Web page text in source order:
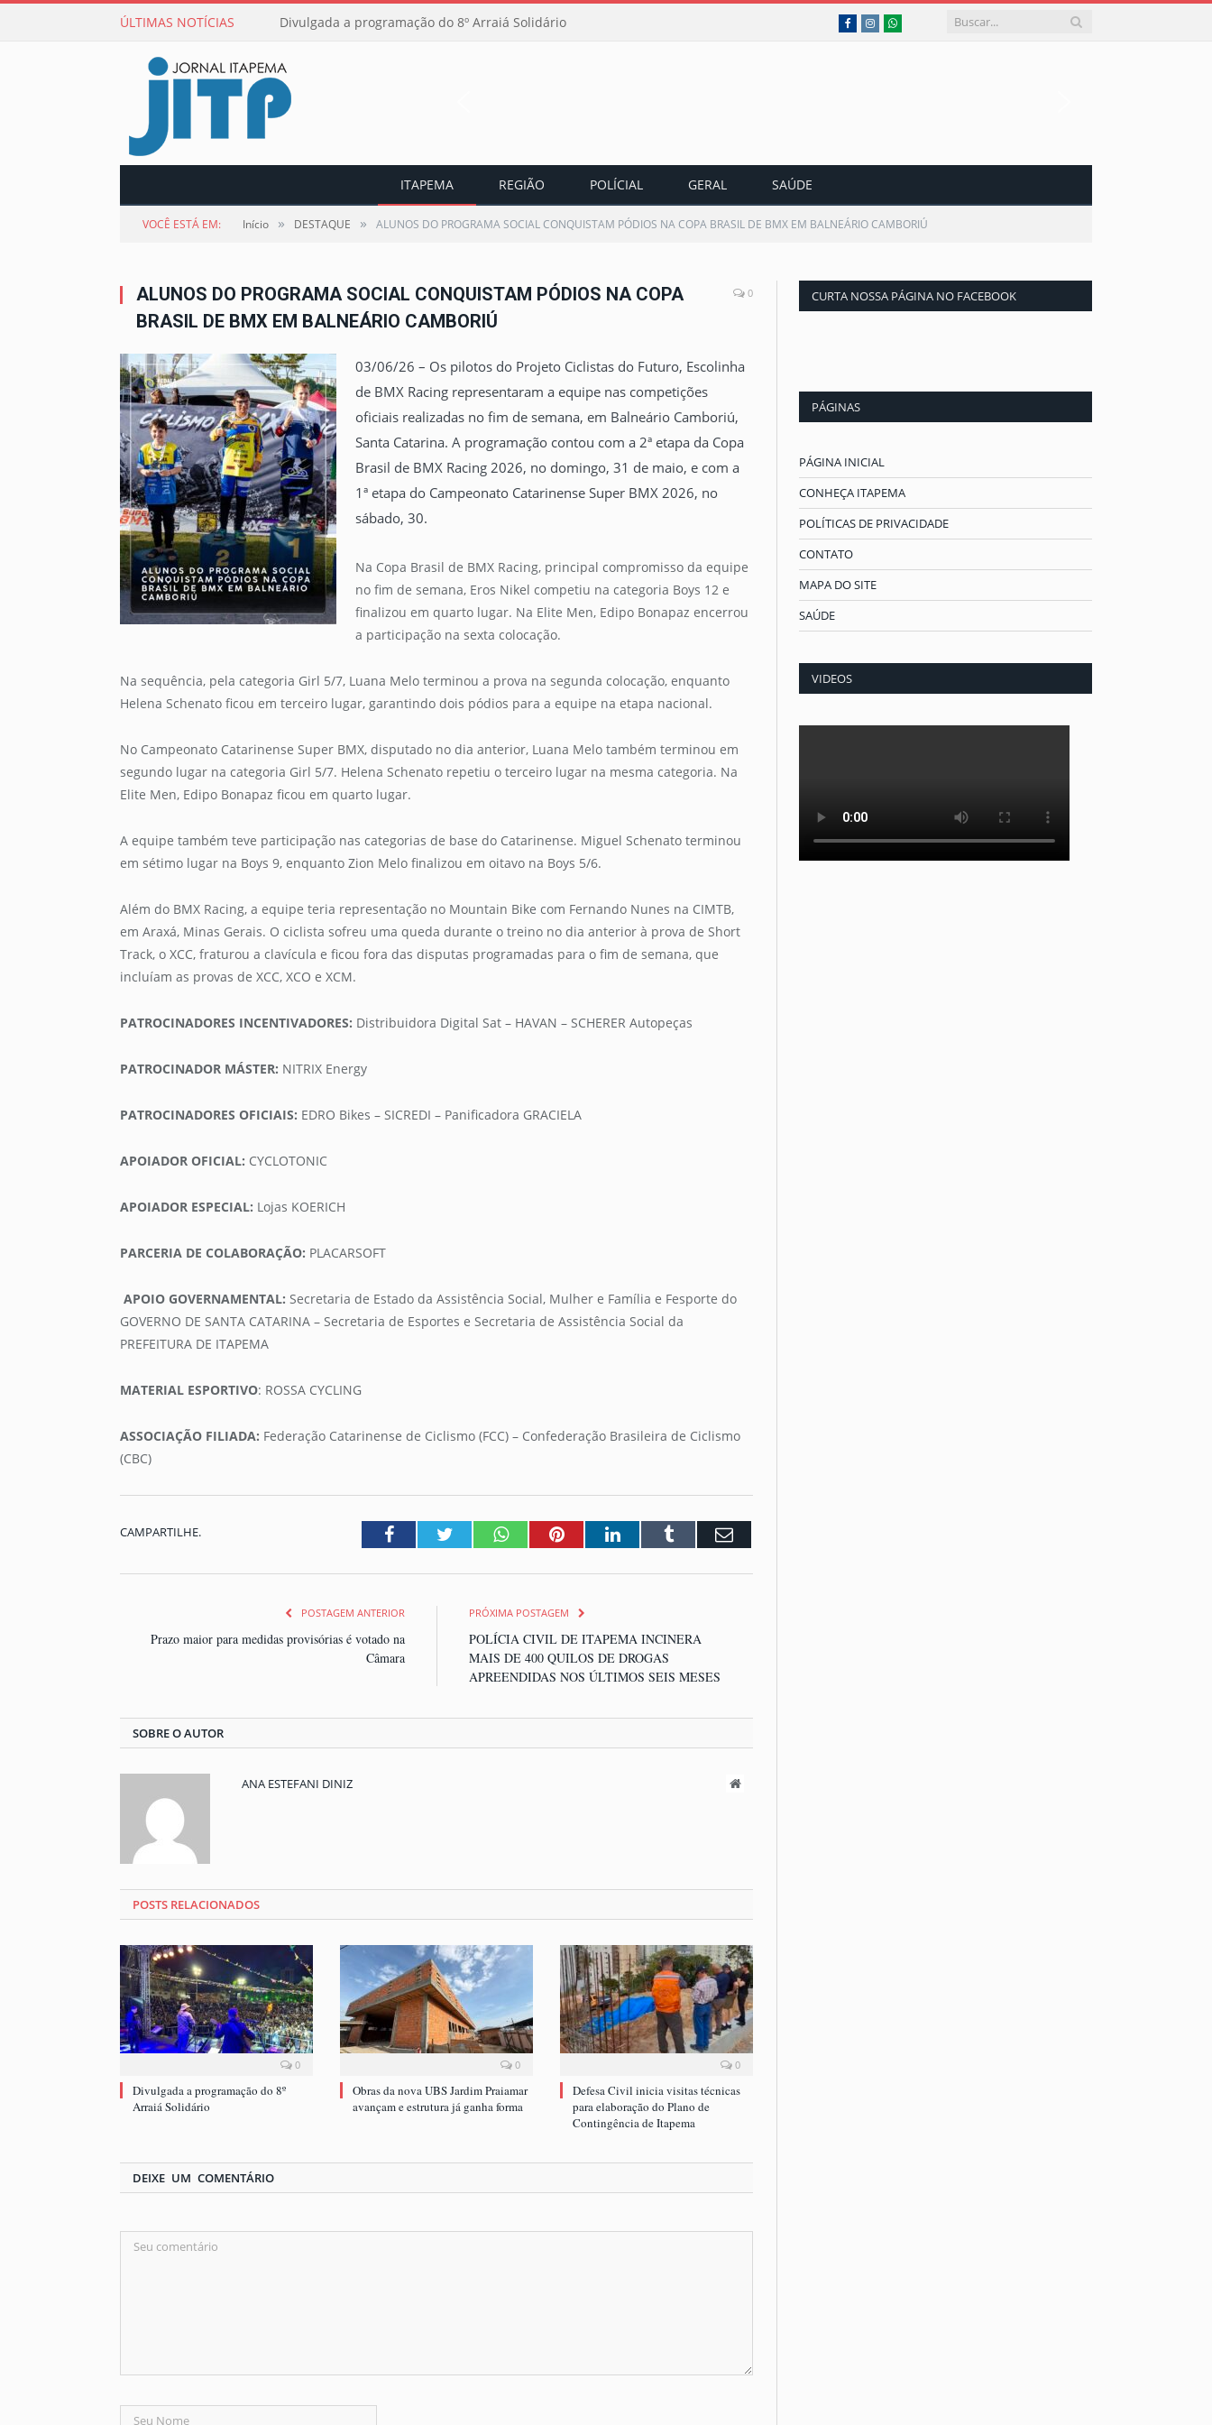
ÚLTIMAS NOTÍCIAS Divulgada a programação do 8º Arraiá Solidário FacebookInstagramWhatsApp
ITAPEMA REGIÃO POLÍCIAL GERAL SAÚDE
VOCÊ ESTÁ EM: Início » DESTAQUE » ALUNOS DO PROGRAMA SOCIAL CONQUISTAM PÓDIOS NA COPA BRASIL DE BMX EM BALNEÁRIO CAMBORIÚ
ALUNOS DO PROGRAMA SOCIAL CONQUISTAM PÓDIOS NA COPA
BRASIL DE BMX EM BALNEÁRIO CAMBORIÚ
0
03/06/26 – Os pilotos do Projeto Ciclistas do Futuro, Escolinha
de BMX Racing representaram a equipe nas competições
oficiais realizadas no fim de semana, em Balneário Camboriú,
Santa Catarina. A programação contou com a 2ª etapa da Copa
Brasil de BMX Racing 2026, no domingo, 31 de maio, e com a
1ª etapa do Campeonato Catarinense Super BMX 2026, no
sábado, 30.
Na Copa Brasil de BMX Racing, principal compromisso da equipe
no fim de semana, Eros Nikel competiu na categoria Boys 12 e
finalizou em quarto lugar. Na Elite Men, Edipo Bonapaz encerrou
a participação na sexta colocação.
Na sequência, pela categoria Girl 5/7, Luana Melo terminou a prova na segunda colocação, enquanto
Helena Schenato ficou em terceiro lugar, garantindo dois pódios para a equipe na etapa nacional.
No Campeonato Catarinense Super BMX, disputado no dia anterior, Luana Melo também terminou em
segundo lugar na categoria Girl 5/7. Helena Schenato repetiu o terceiro lugar na mesma categoria. Na
Elite Men, Edipo Bonapaz ficou em quarto lugar.
A equipe também teve participação nas categorias de base do Catarinense. Miguel Schenato terminou
em sétimo lugar na Boys 9, enquanto Zion Melo finalizou em oitavo na Boys 5/6.
Além do BMX Racing, a equipe teria representação no Mountain Bike com Fernando Nunes na CIMTB,
em Araxá, Minas Gerais. O ciclista sofreu uma queda durante o treino no dia anterior à prova de Short
Track, o XCC, fraturou a clavícula e ficou fora das disputas programadas para o fim de semana, que
incluíam as provas de XCC, XCO e XCM.
PATROCINADORES INCENTIVADORES: Distribuidora Digital Sat – HAVAN – SCHERER Autopeças
PATROCINADOR MÁSTER: NITRIX Energy
PATROCINADORES OFICIAIS: EDRO Bikes – SICREDI – Panificadora GRACIELA
APOIADOR OFICIAL: CYCLOTONIC
APOIADOR ESPECIAL: Lojas KOERICH
PARCERIA DE COLABORAÇÃO: PLACARSOFT
APOIO GOVERNAMENTAL: Secretaria de Estado da Assistência Social, Mulher e Família e Fesporte do
GOVERNO DE SANTA CATARINA – Secretaria de Esportes e Secretaria de Assistência Social da
PREFEITURA DE ITAPEMA
MATERIAL ESPORTIVO: ROSSA CYCLING
ASSOCIAÇÃO FILIADA: Federação Catarinense de Ciclismo (FCC) – Confederação Brasileira de Ciclismo
(CBC)
CAMPARTILHE. FacebookTwitterWhatsappPinterestLinkedInTumblr Email
POSTAGEM ANTERIOR
Prazo maior para medidas provisórias é votado na
Câmara
PRÓXIMA POSTAGEM
POLÍCIA CIVIL DE ITAPEMA INCINERA
MAIS DE 400 QUILOS DE DROGAS
APREENDIDAS NOS ÚLTIMOS SEIS MESES
SOBRE O AUTOR
ANA ESTEFANI DINIZ Website
POSTS RELACIONADOS
0
Divulgada a programação do 8º
Arraiá Solidário
0
Obras da nova UBS Jardim Praiamar
avançam e estrutura já ganha forma
0
Defesa Civil inicia visitas técnicas
para elaboração do Plano de
Contingência de Itapema
DEIXE UM COMENTÁRIO
CURTA NOSSA PÁGINA NO FACEBOOK
PÁGINAS
PÁGINA INICIAL
CONHEÇA ITAPEMA
POLÍTICAS DE PRIVACIDADE
CONTATO
MAPA DO SITE
SAÚDE
VIDEOS